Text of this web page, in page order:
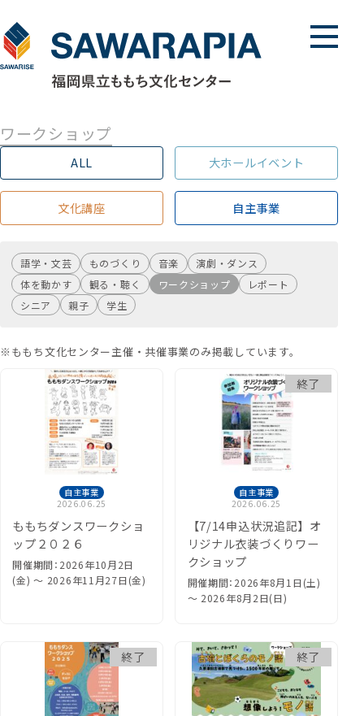
メニュ
ワークショップ
ALL 大ホールイベント
文化講座 自主事業
語学・文芸 ものづくり 音楽
演劇・ダンス
体を動かす
観る・聴く ワークショップ
レポート
シニア
親子 学生
※ももち文化センター主催・共催事業のみ掲載しています。
自主事業
2026.06.25
ももちダンスワークショ
ップ２０２６
開催期間：2026年10月2日
(金) 〜 2026年11月27日(金)
自主事業
2026.06.25
【7/14申込状況追記】オ
リジナル衣装づくりワー
クショップ
開催期間：2026年8月1日(土)
〜 2026年8月2日(日)
終了
終了 終了